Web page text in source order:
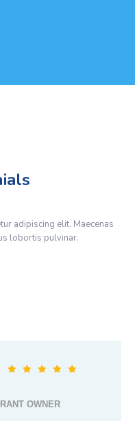
adipiscing elit. Maecenas
lobortis pulvinar.
OWNER